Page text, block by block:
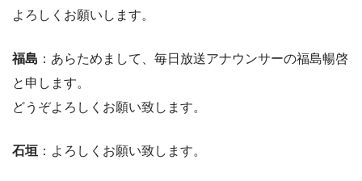
よろしくお願いします。
福島 ：あらためまして、毎日放送アナウンサーの福島暢啓
と申します。
どうぞよろしくお願い致します。
石垣 ：よろしくお願い致します。